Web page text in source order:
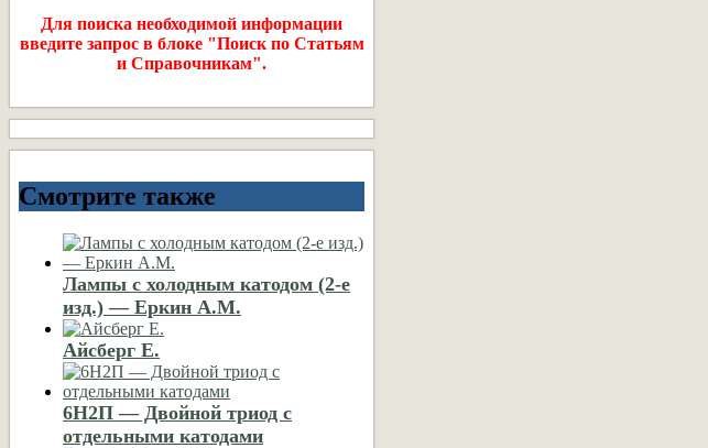
Для поиска необходимой информации
введите запрос в блоке "Поиск по Статьям
и Справочникам".
Смотрите также
Лампы с холодным катодом (2-е
изд.) — Еркин А.М.
Айсберг Е.
6Н2П — Двойной триод с
отдельными катодами